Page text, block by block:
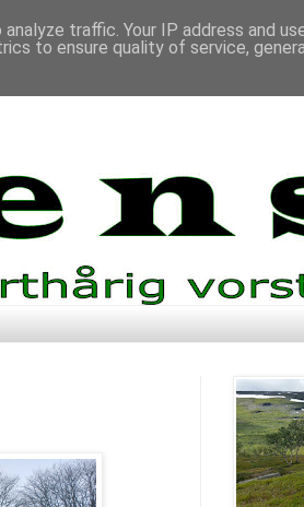
traffic. Your IP address and
to ensure quality of service,